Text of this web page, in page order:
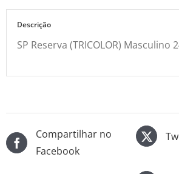
Descrição
SP Reserva (TRICOLOR) Masculino
Compartilhar no
Facebook